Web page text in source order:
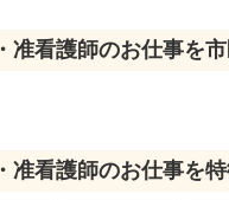
准看護師のお仕事を
准看護師のお仕事を